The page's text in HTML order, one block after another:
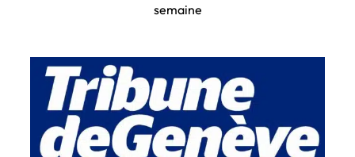
semaine